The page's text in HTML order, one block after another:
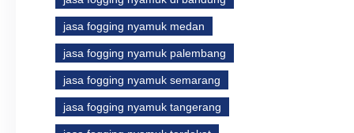
jasa fogging nyamuk medan
jasa fogging nyamuk palembang
jasa fogging nyamuk semarang
jasa fogging nyamuk tangerang